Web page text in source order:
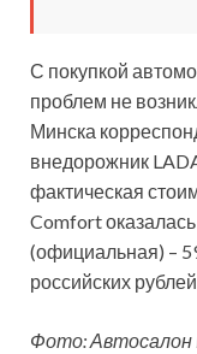
С покупкой
проблем не
Минска
внедорожник
фактическая
Comfort
(официальная) –
российских
Фото: Автосалон